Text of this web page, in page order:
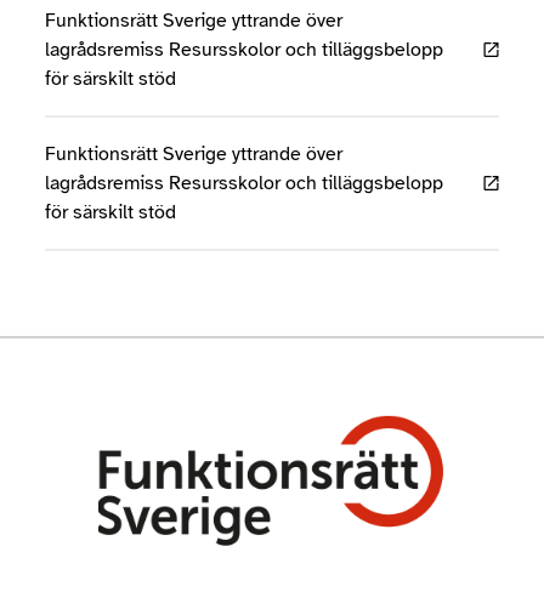
Funktionsrätt Sverige yttrande över
lagrådsremiss Resursskolor och tilläggsbelopp
för särskilt stöd
Funktionsrätt Sverige yttrande över
lagrådsremiss Resursskolor och tilläggsbelopp
för särskilt stöd